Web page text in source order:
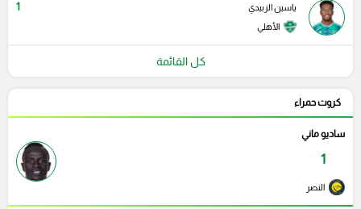
ياسين الزبيدي 1
الأهلي
كل القائمة
كروت حمراء
ساديو ماني
1
النصر